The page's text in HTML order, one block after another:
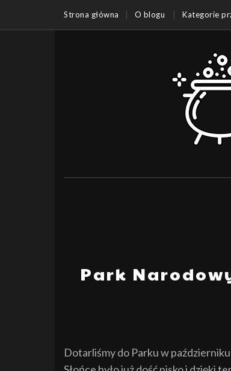
Strona główna O blogu Kategorie
Park
Dotarliśmy do Parku w